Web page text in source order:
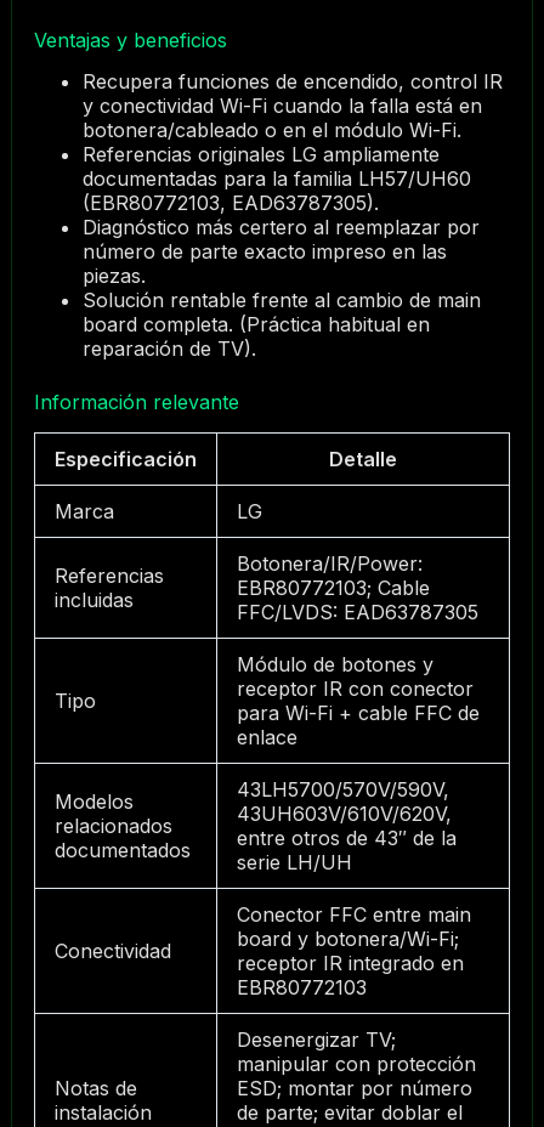
Ventajas y beneficios
Recupera funciones de encendido, control IR
y conectividad Wi-Fi cuando la falla está en
botonera/cableado o en el módulo Wi-Fi.
Referencias originales LG ampliamente
documentadas para la familia LH57/UH60
(EBR80772103, EAD63787305).
Diagnóstico más certero al reemplazar por
número de parte exacto impreso en las
piezas.
Solución rentable frente al cambio de main
board completa. (Práctica habitual en
reparación de TV).
Información relevante
Especificación Detalle
Marca LG
Referencias
incluidas
Botonera/IR/Power:
EBR80772103; Cable
FFC/LVDS: EAD63787305
Tipo
Módulo de botones y
receptor IR con conector
para Wi-Fi + cable FFC de
enlace
Modelos
relacionados
documentados
43LH5700/570V/590V,
43UH603V/610V/620V,
entre otros de 43″ de la
serie LH/UH
Conectividad
Conector FFC entre main
board y botonera/Wi-Fi;
receptor IR integrado en
EBR80772103
Notas de
instalación
Desenergizar TV;
manipular con protección
ESD; montar por número
de parte; evitar doblar el